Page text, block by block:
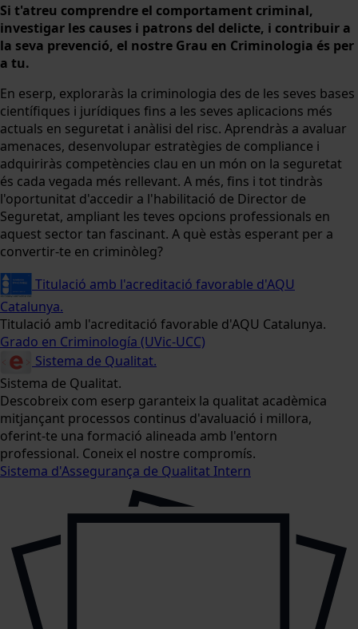
Si t'atreu comprendre el comportament criminal,
investigar les causes i patrons del delicte, i contribuir a
la seva prevenció, el nostre Grau en Criminologia és per
a tu.
En eserp, exploraràs la criminologia des de les seves bases
científiques i jurídiques fins a les seves aplicacions més
actuals en seguretat i anàlisi del risc. Aprendràs a avaluar
amenaces, desenvolupar estratègies de compliance i
adquiriràs competències clau en un món on la seguretat
és cada vegada més rellevant. A més, fins i tot tindràs
l'oportunitat d'accedir a l'habilitació de Director de
Seguretat, ampliant les teves opcions professionals en
aquest sector tan fascinant. A què estàs esperant per a
convertir-te en criminòleg?
Titulació amb l'acreditació favorable d'AQU
Catalunya.
Titulació amb l'acreditació favorable d'AQU Catalunya.
Grado en Criminología (UVic-UCC)
Sistema de Qualitat.
Sistema de Qualitat.
Descobreix com eserp garanteix la qualitat acadèmica
mitjançant processos continus d'avaluació i millora,
oferint-te una formació alineada amb l'entorn
professional. Coneix el nostre compromís.
Sistema d'Assegurança de Qualitat Intern